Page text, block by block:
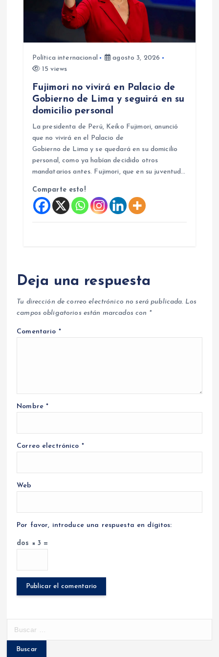
Política internacional
agosto 3, 2026
15 views
Fujimori no vivirá en Palacio de
Gobierno de Lima y seguirá en su
domicilio personal
La presidenta de Perú, Keiko Fujimori, anunció
que no vivirá en el Palacio de
Gobierno de Lima y se quedará en su domicilio
personal, como ya habían decidido otros
mandatarios antes. Fujimori, que en su juventud…
Comparte esto!
Deja una respuesta
Tu dirección de correo electrónico no será publicada. Los
campos obligatorios están marcados con *
Comentario *
Nombre*
Correo electrónico *
Web
Por favor, introduce una respuesta en dígitos:
dos × 3 =